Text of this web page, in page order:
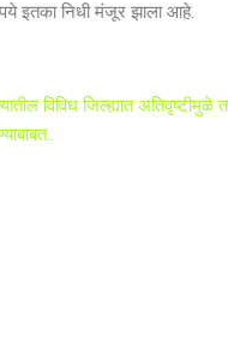
इतका निधी मंजूर झाला आहे.
विविध जिल्ह्यात अतिवृष्टीमुळे